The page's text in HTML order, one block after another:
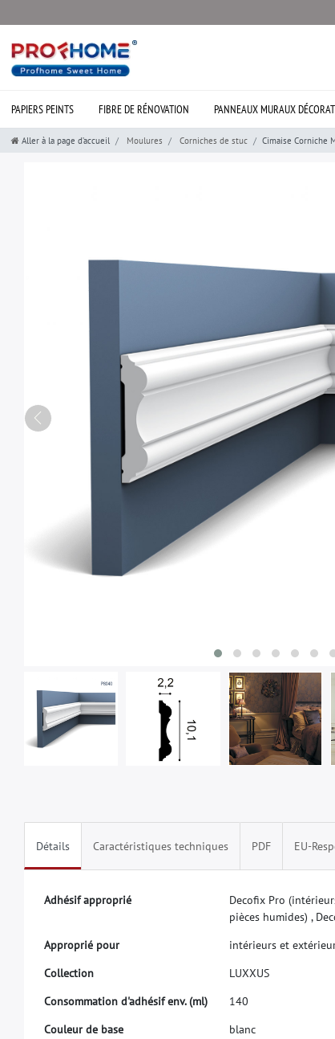
PAPIERS PEINTS FIBRE DE RÉNOVATION PANNEAUX MURAUX
Aller à la page d’accueil Moulures Corniches de stuc Cimaise Corniche
Détails Caractéristiques techniques PDF EU-
Adhésif approprié Decofx Pro (intérieur
pièces humides) , Dec
Approprié pour intérieurs et extérieu
Collection LUXXUS
Consommation d'adhésif env. (ml) 140
Couleur de base blanc